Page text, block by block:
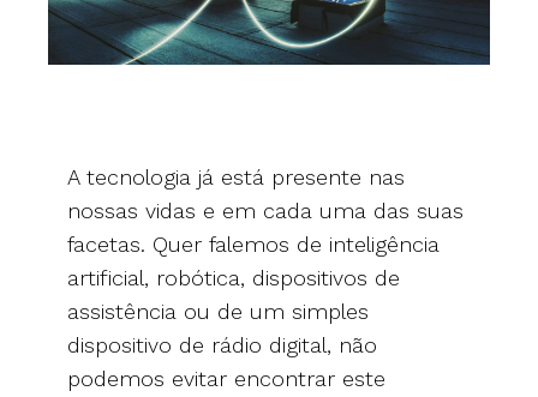
A tecnologia já está presente nas
nossas vidas e em cada uma das suas
facetas. Quer falemos de inteligência
artificial, robótica, dispositivos de
assistência ou de um simples
dispositivo de rádio digital, não
podemos evitar encontrar este